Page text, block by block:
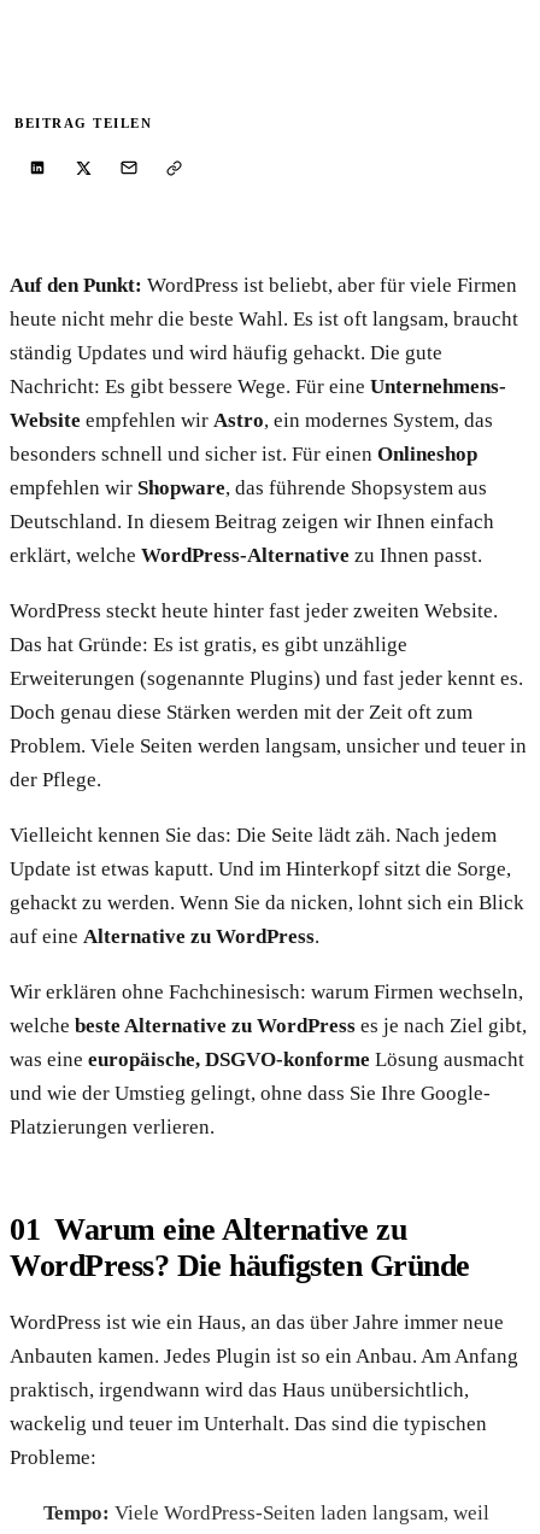
BEITRAG TEILEN
Auf den Punkt: WordPress ist beliebt, aber für viele Firmen
heute nicht mehr die beste Wahl. Es ist oft langsam, braucht
ständig Updates und wird häufig gehackt. Die gute
Nachricht: Es gibt bessere Wege. Für eine Unternehmens-
Website empfehlen wir Astro, ein modernes System, das
besonders schnell und sicher ist. Für einen Onlineshop
empfehlen wir Shopware, das führende Shopsystem aus
Deutschland. In diesem Beitrag zeigen wir Ihnen einfach
erklärt, welche WordPress-Alternative zu Ihnen passt.
WordPress steckt heute hinter fast jeder zweiten Website.
Das hat Gründe: Es ist gratis, es gibt unzählige
Erweiterungen (sogenannte Plugins) und fast jeder kennt es.
Doch genau diese Stärken werden mit der Zeit oft zum
Problem. Viele Seiten werden langsam, unsicher und teuer in
der Pflege.
Vielleicht kennen Sie das: Die Seite lädt zäh. Nach jedem
Update ist etwas kaputt. Und im Hinterkopf sitzt die Sorge,
gehackt zu werden. Wenn Sie da nicken, lohnt sich ein Blick
auf eine Alternative zu WordPress.
Wir erklären ohne Fachchinesisch: warum Firmen wechseln,
welche beste Alternative zu WordPress es je nach Ziel gibt,
was eine europäische, DSGVO-konforme Lösung ausmacht
und wie der Umstieg gelingt, ohne dass Sie Ihre Google-
Platzierungen verlieren.
Warum eine Alternative zu
WordPress? Die häufigsten Gründe
WordPress ist wie ein Haus, an das über Jahre immer neue
Anbauten kamen. Jedes Plugin ist so ein Anbau. Am Anfang
praktisch, irgendwann wird das Haus unübersichtlich,
wackelig und teuer im Unterhalt. Das sind die typischen
Probleme:
Tempo: Viele WordPress-Seiten laden langsam, weil